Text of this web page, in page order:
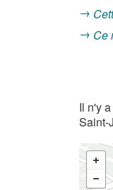
Ce
Il n'y
Saint-